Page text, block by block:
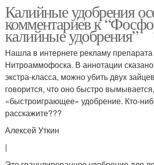
Калийные удобрения
комментариев к
калийные удобрения”
Нашла в интернете рекламу препарата
Нитроаммофоска. В аннотации
экстра-класса, можно убить двух
говорится, что оно быстро вымывается,
«быстроиграющее» удобрение. Кто-
расскажите???
Алексей Уткин
|